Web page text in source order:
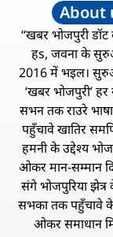
About
“खबर भोजपुरी डॉट
हs, जवना के
2016 में भइल।
‘खबर भोजपुरी’
सभन तक राउरे भाषा
पहुँचावे खातिर
हमनी के उद्देश्य
ओकर मान-सम्मान
संगे भोजपुरिया
सभका तक पहुँचावे
ओकर समाधान